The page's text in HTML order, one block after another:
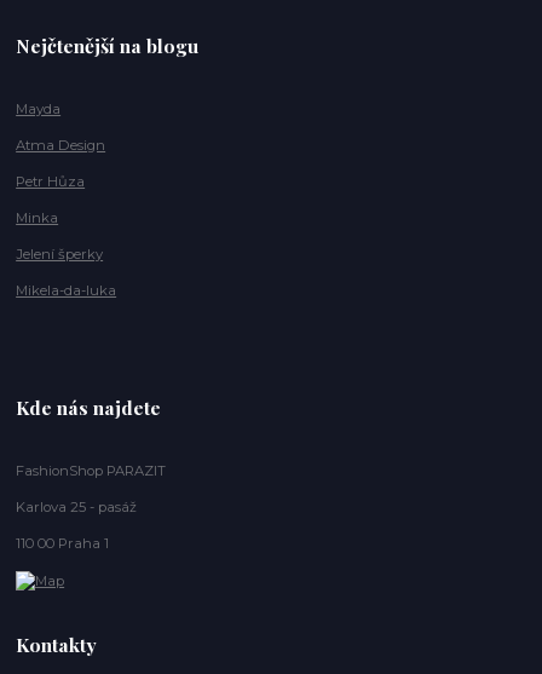
Nejčtenější na blogu
Mayda
Atma Design
Petr Hůza
Minka
Jelení šperky
Mikela-da-luka
Kde nás najdete
FashionShop PARAZIT
Karlova 25 - pasáž
110 00 Praha 1
Kontakty